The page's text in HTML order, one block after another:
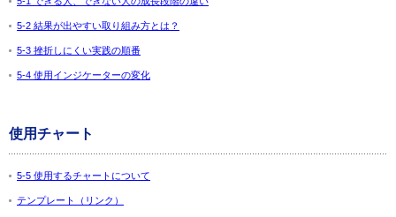
5-2 結果が出やすい取り組み方とは？
5-3 挫折しにくい実践の順番
5-4 使用インジケーターの変化
使用チャート
5-5 使用するチャートについて
テンプレート（リンク）